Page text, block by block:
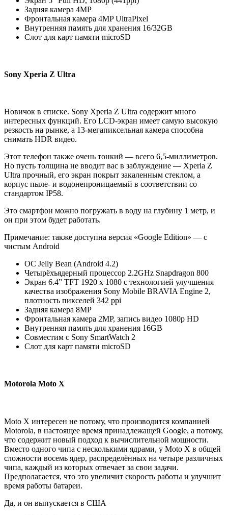
Задняя камера 4MP
Фронтальная камера 4MP UltraPixel
Внутренняя память для хранения 16/32GB
Слот для карт памяти microSD
Sony Xperia Z Ultra
Новичок в списке. Sony Xperia Z Ultra содержит много
интересных функций. Его LCD-экран имеет самую высокую
резкость на рынке, а 13-мегапиксельная камера способна
снимать HDR видео.
Этот телефон также очень тонкий — всего 6,5-миллиметров.
Но пусть толщина не вводит вас в заблуждение — Xperia Z
Ultra прочный, его экран покрыт закаленным стеклом, а
корпус пыле- и водонепроницаемый в соответствии со
стандартом IP58.
Это смартфон можно погружать в воду на глубину 1 метр, и
он при этом будет работать.
Примечание: также доступна версия «Google Edition» — с
чистым Android
ОС Jelly Bean (Android 4.2)
Четырёхъядерный процессор 2.2GHz Snapdragon 800
Экран 6.4” TFT 1920 x 1080 с технологией улучшения
качества изображения Sony Mobile BRAVIA Engine 2,
плотность пикселей 342 ppi
Задняя камера 8MP
Фронтальная камера 2MP, запись видео 1080p HD
Внутренняя память для хранения 16GB
Совместим с Sony SmartWatch 2
Слот для карт памяти microSD
Motorola Moto X
Moto X интересен не потому, что производится компанией
Motorola, в настоящее время принадлежащей Google, а потому,
что содержит новый подход к вычислительной мощности.
Вместо одного чипа с несколькими ядрами, у Moto X в общей
сложности восемь ядер, распределённых на четыре различных
чипа, каждый из которых отвечает за свои задачи.
Предполагается, что это увеличит скорость работы и улучшит
время работы батареи.
Да, и он выпускается в США